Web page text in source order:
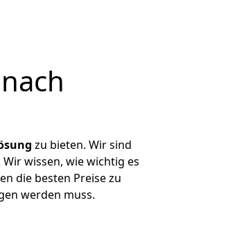
zu bieten. Wir sind
wissen, wie wichtig es
die besten Preise zu
werden muss.